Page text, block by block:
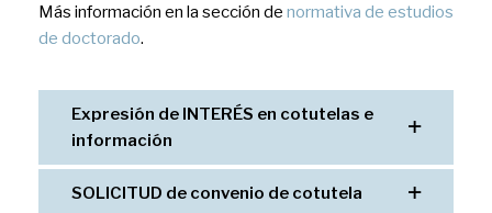
Más información en la sección de normativa de estudios
de doctorado.
Expresión de INTERÉS en cotutelas e
información
SOLICITUD de convenio de cotutela